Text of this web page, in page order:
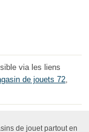
via les liens
de jouets 72,
de jouet partout en